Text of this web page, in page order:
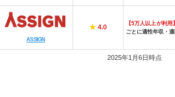
ASSIGN
★4.0
【5万人以上が利用】
ごとに適性年収・
2025年1月6日時点